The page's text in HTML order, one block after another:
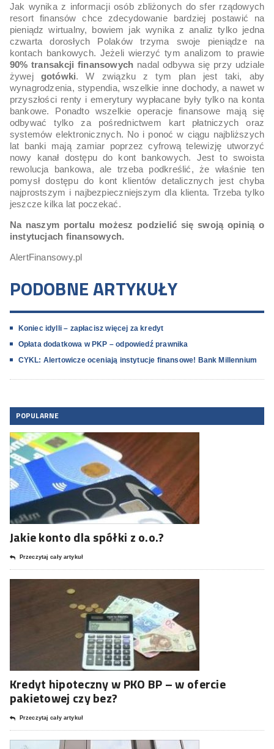
Jak wynika z informacji osób zbliżonych do sfer rządowych
resort finansów chce zdecydowanie bardziej postawić na
pieniądz wirtualny, bowiem jak wynika z analiz tylko jedna
czwarta dorosłych Polaków trzyma swoje pieniądze na
kontach bankowych. Jeżeli wierzyć tym analizom to prawie
90% transakcji finansowych nadal odbywa się przy udziale
żywej gotówki. W związku z tym plan jest taki, aby
wynagrodzenia, stypendia, wszelkie inne dochody, a nawet w
przyszłości renty i emerytury wypłacane były tylko na konta
bankowe. Ponadto wszelkie operacje finansowe mają się
odbywać tylko za pośrednictwem kart płatniczych oraz
systemów elektronicznych. No i ponoć w ciągu najbliższych
lat banki mają zamiar poprzez cyfrową telewizję utworzyć
nowy kanał dostępu do kont bankowych. Jest to swoista
rewolucja bankowa, ale trzeba podkreślić, że właśnie ten
pomysł dostępu do kont klientów detalicznych jest chyba
najprostszym i najbezpieczniejszym dla klienta. Trzeba tylko
jeszcze kilka lat poczekać.
Na naszym portalu możesz podzielić się swoją opinią o
instytucjach finansowych.
AlertFinansowy.pl
PODOBNE ARTYKUŁY
Koniec idylli – zapłacisz więcej za kredyt
Opłata dodatkowa w PKP – odpowiedź prawnika
CYKL: Alertowicze oceniają instytucje finansowe! Bank Millennium
POPULARNE
Jakie konto dla spółki z o.o.?
Przeczytaj cały artykuł
Kredyt hipoteczny w PKO BP – w ofercie
pakietowej czy bez?
Przeczytaj cały artykuł